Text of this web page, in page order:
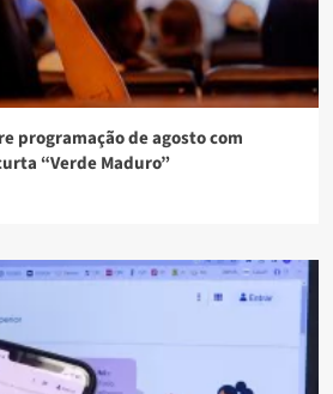
programação de agosto com
“Verde Maduro”